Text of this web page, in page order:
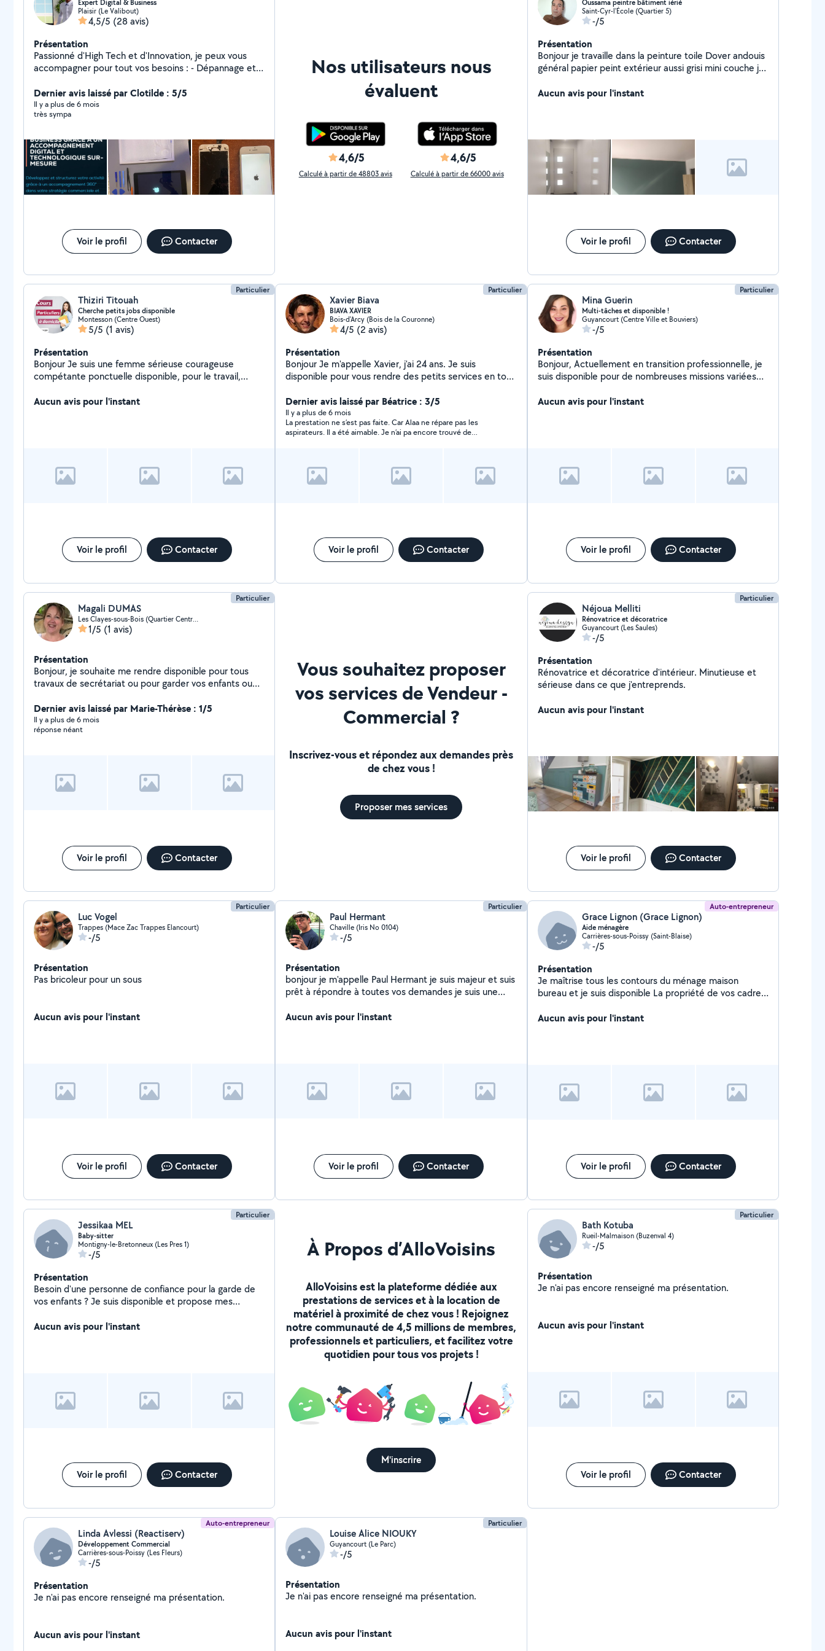
Expert Digital & Business
Plaisir (Le Valibout)
4,5/5 (28 avis)
Présentation
Passionné d'High Tech et d'Innovation, je peux vous
accompagner pour tout vos besoins : - Dépannage et
matériel - Installations informatique et logiciel
Spécialiste Business et Marketing dans les domaines de
la Technologie et l'Innovation depuis plus de 6 ans. Je
marketing, couplé à de la formations IT Un problème?
Une idée ! Mon objectif, accompagner tous les projets
ambitieux et humains grâce à un accompagnement
digital et technologique sur mesure !
Dernier avis laissé par Clotilde : 5/5
Il y a plus de 6 mois
très sympa
Voir le profil Contacter
Nos utilisateurs nous
évaluent
4,6/5
Calculé à partir de 48803 avis
4,6/5
Calculé à partir de 66000 avis
Oussama peintre bâtiment iérié
Saint-Cyr-l'École (Quartier 5)
-/5
Présentation
Bonjour je travaille dans la peinture toile Dover andouis
général papier peint extérieur aussi grisi mini couche je
vous êtes intéressé
Aucun avis pour l'instant
Voir le profil Contacter
Particulier
Thiziri Titouah
Cherche petits jobs disponible
Montesson (Centre Ouest)
5/5 (1 avis)
Présentation
Bonjour Je suis une femme sérieuse courageuse
compétante ponctuelle disponible, pour le travail,
Aucun avis pour l'instant
Voir le profil Contacter
Particulier
Xavier Biava
BIAVA XAVIER
Bois-d'Arcy (Bois de la Couronne)
4/5 (2 avis)
Présentation
Bonjour Je m'appelle Xavier, j'ai 24 ans. Je suis
disponible pour vous rendre des petits services en tout
de l'argent. Paiement en liquide. N'hésitez pas à me
solliciter. A très bientôt !
Dernier avis laissé par Béatrice : 3/5
Il y a plus de 6 mois
La prestation ne s’est pas faite. Car Alaa ne répare pas les
aspirateurs. Il a été aimable. Je n’ai pa encore trouvé de
Voir le profil Contacter
Particulier
Mina Guerin
Multi-tâches et disponible !
Guyancourt (Centre Ville et Bouviers)
-/5
Présentation
Bonjour, Actuellement en transition professionnelle, je
suis disponible pour de nombreuses missions variées
transport de meubles en France ou encore relooking
Aucun avis pour l'instant
Voir le profil Contacter
Particulier
Magali DUMAS
Les Clayes-sous-Bois (Quartier Centre 1)
1/5 (1 avis)
Présentation
Bonjour, je souhaite me rendre disponible pour tous
travaux de secrétariat ou pour garder vos enfants ou
N'hésitez pas à me contacter pour de plus amples
renseignements.
Dernier avis laissé par Marie-Thérèse : 1/5
Il y a plus de 6 mois
réponse néant
Voir le profil Contacter
Vous souhaitez proposer
vos services de Vendeur -
Commercial ?
Inscrivez-vous et répondez aux demandes près
de chez vous !
Proposer mes services
Particulier
Néjoua Melliti
Rénovatrice et décoratrice
Guyancourt (Les Saules)
-/5
Présentation
Rénovatrice et décoratrice d'intérieur. Minutieuse et
sérieuse dans ce que j'entreprends.
Aucun avis pour l'instant
Voir le profil Contacter
Particulier
Luc Vogel
Trappes (Mace Zac Trappes Elancourt)
-/5
Présentation
Pas bricoleur pour un sous
Aucun avis pour l'instant
Voir le profil Contacter
Particulier
Paul Hermant
Chaville (Iris No 0104)
-/5
Présentation
bonjour je m'appelle Paul Hermant je suis majeur et suis
prêt à répondre à toutes vos demandes je suis une
moi que je garde quand mes parents partent en
Aucun avis pour l'instant
Voir le profil Contacter
Auto-entrepreneur
Grace Lignon (Grace Lignon)
Aide ménagère
Carrières-sous-Poissy (Saint-Blaise)
-/5
Présentation
Je maîtrise tous les contours du ménage maison
bureau et je suis disponible La propriété de vos cadre
Aucun avis pour l'instant
Voir le profil Contacter
Particulier
Jessikaa MEL
Baby-sitter
Montigny-le-Bretonneux (Les Pres 1)
-/5
Présentation
Besoin d'une personne de confiance pour la garde de
vos enfants ? Je suis disponible et propose mes
sérieux. Disponibilités flexibles N'hésitez pas à me
Aucun avis pour l'instant
Voir le profil Contacter
À Propos d’AlloVoisins
AlloVoisins est la plateforme dédiée aux
prestations de services et à la location de
matériel à proximité de chez vous ! Rejoignez
notre communauté de 4,5 millions de membres,
professionnels et particuliers, et facilitez votre
quotidien pour tous vos projets !
M'inscrire
Particulier
Bath Kotuba
Rueil-Malmaison (Buzenval 4)
-/5
Présentation
Je n'ai pas encore renseigné ma présentation.
Aucun avis pour l'instant
Voir le profil Contacter
Auto-entrepreneur
Linda Avlessi (Reactiserv)
Développement Commercial
Carrières-sous-Poissy (Les Fleurs)
-/5
Présentation
Je n'ai pas encore renseigné ma présentation.
Aucun avis pour l'instant
Particulier
Louise Alice NIOUKY
Guyancourt (Le Parc)
-/5
Présentation
Je n'ai pas encore renseigné ma présentation.
Aucun avis pour l'instant